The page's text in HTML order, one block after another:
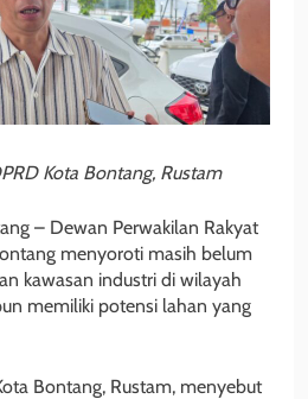
Kota Bontang, Rustam
– Dewan Perwakilan Rakyat
menyoroti masih belum
kawasan industri di wilayah
memiliki potensi lahan yang
Bontang, Rustam, menyebut